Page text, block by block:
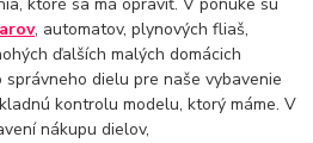
, automatov, plynových fliaš,
ďalších malých domácich
správneho dielu pre naše vybavenie
kontrolu modelu, ktorý máme. V
nákupu dielov,